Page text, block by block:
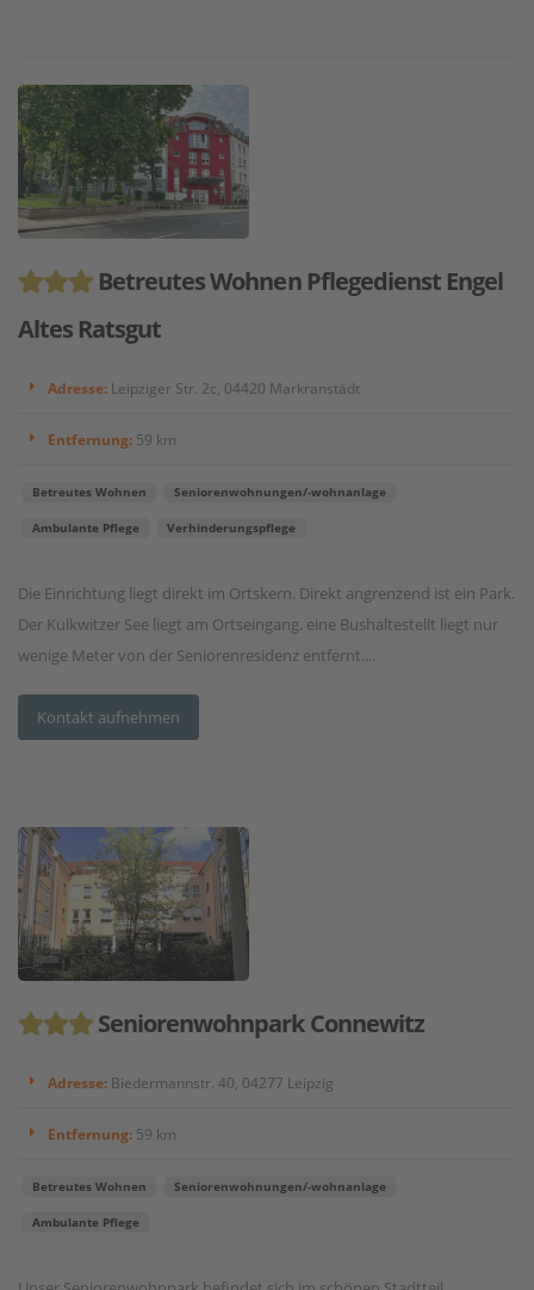
Betreutes Wohnen Pflegedienst Engel
Altes Ratsgut
Adresse: Leipziger Str. 2c, 04420 Markranstädt
Entfernung: 59 km
Betreutes Wohnen Seniorenwohnungen/-wohnanlage
Ambulante Pflege Verhinderungspflege
Die Einrichtung liegt direkt im Ortskern. Direkt angrenzend ist ein Park.
Der Kulkwitzer See liegt am Ortseingang. eine Bushaltestellt liegt nur
wenige Meter von der Seniorenresidenz entfernt....
Kontakt aufnehmen
Seniorenwohnpark Connewitz
Adresse: Biedermannstr. 40, 04277 Leipzig
Entfernung: 59 km
Betreutes Wohnen Seniorenwohnungen/-wohnanlage
Ambulante Pflege